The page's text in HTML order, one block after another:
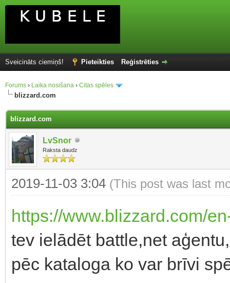
Sveicināts ciemiņš! Pieteikties Reģistrēties
Forums › Laika nosišana › Citas spēles
blizzard.com
blizzard.com
LvSnor
Raksta daudz
2019-11-03 3:04 (This post was last
https://www.blizzard.com/
tev ielādēt battle,net
pēc kataloga ko var brīvi